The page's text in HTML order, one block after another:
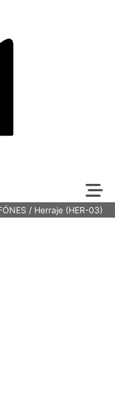
/ Herraje (HER-03)